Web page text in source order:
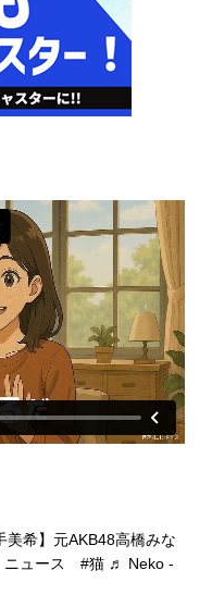
希】元AKB48高橋みな
ニュース #猫 ♬ Neko -